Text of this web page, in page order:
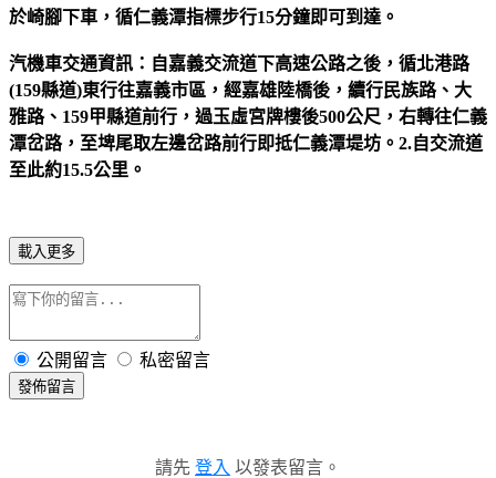
於崎腳下車，循仁義潭指標步行15分鐘即可到達。
汽機車交通資訊：自嘉義交流道下高速公路之後，循北港路
(159縣道)東行往嘉義市區，經嘉雄陸橋後，續行民族路、大
雅路、159甲縣道前行，過玉虛宮牌樓後500公尺，右轉往仁義
潭岔路，至埤尾取左邊岔路前行即抵仁義潭堤坊。2.自交流道
至此約15.5公里。
載入更多
公開留言 私密留言
發佈留言
請先 登入 以發表留言。